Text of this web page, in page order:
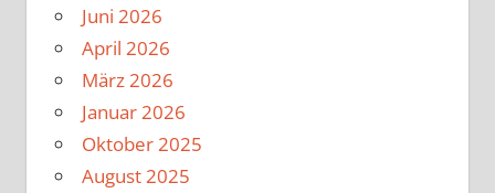
Juni 2026
April 2026
März 2026
Januar 2026
Oktober 2025
August 2025